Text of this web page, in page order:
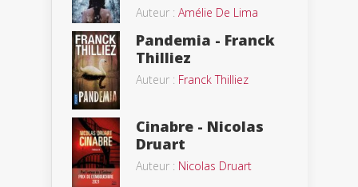
Auteur : Amélie De Lima
Pandemia - Franck
Thilliez
Auteur : Franck Thilliez
Cinabre - Nicolas
Druart
Auteur : Nicolas Druart